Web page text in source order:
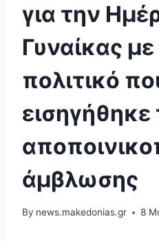
για την
Γυναίκας
πολιτικό
εισηγήθηκε
άμβλωσης
By news.makedonias.gr 8